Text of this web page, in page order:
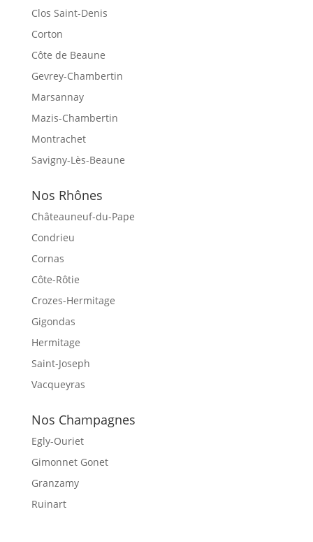
Clos Saint-Denis
Corton
Côte de Beaune
Gevrey-Chambertin
Marsannay
Mazis-Chambertin
Montrachet
Savigny-Lès-Beaune
Nos Rhônes
Châteauneuf-du-Pape
Condrieu
Cornas
Côte-Rôtie
Crozes-Hermitage
Gigondas
Hermitage
Saint-Joseph
Vacqueyras
Nos Champagnes
Egly-Ouriet
Gimonnet Gonet
Granzamy
Ruinart